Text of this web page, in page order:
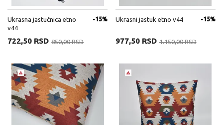
Ukrasna jastučnica etno
v44
-15%
722,50 RSD 850,00 RSD
Ukrasni jastuk etno v44 -15%
977,50 RSD 1.150,00 RSD